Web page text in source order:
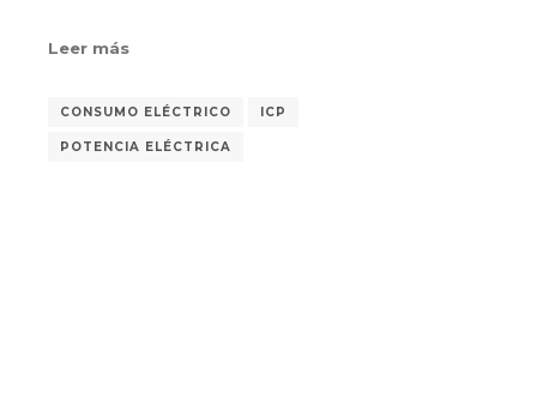
Leer más
CONSUMO ELÉCTRICO ICP
POTENCIA ELÉCTRICA